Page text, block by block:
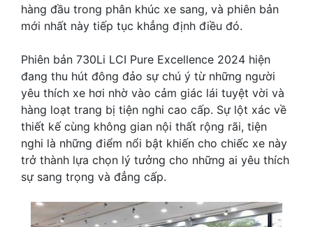
hàng đầu trong phân khúc xe sang, và phiên bản
mới nhất này tiếp tục khẳng định điều đó.
Phiên bản 730Li LCI Pure Excellence 2024 hiện
đang thu hút đông đảo sự chú ý từ những người
yêu thích xe hơi nhờ vào cảm giác lái tuyệt vời và
hàng loạt trang bị tiện nghi cao cấp. Sự lột xác về
thiết kế cùng không gian nội thất rộng rãi, tiện
nghi là những điểm nổi bật khiến cho chiếc xe này
trở thành lựa chọn lý tưởng cho những ai yêu thích
sự sang trọng và đẳng cấp.